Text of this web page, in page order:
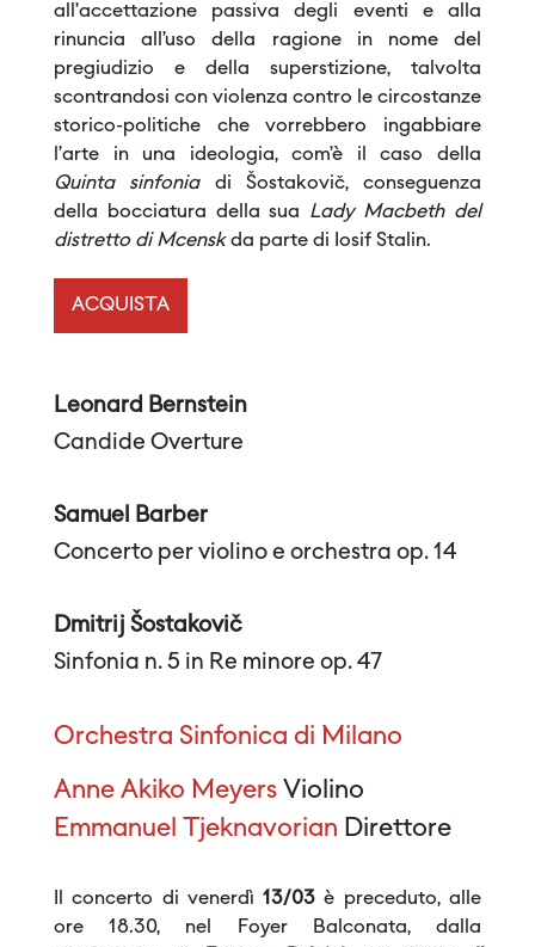
all’accettazione passiva degli eventi e alla
rinuncia all’uso della ragione in nome del
pregiudizio e della superstizione, talvolta
scontrandosi con violenza contro le circostanze
storico-politiche che vorrebbero ingabbiare
l’arte in una ideologia, com’è il caso della
Quinta sinfonia di Šostakovič, conseguenza
della bocciatura della sua Lady Macbeth del
distretto di Mcenskda parte di Iosif Stalin.
ACQUISTA
Leonard Bernstein
Candide Overture
Samuel Barber
Concerto per violino e orchestra op. 14
Dmitrij Šostakovič
Sinfonia n. 5 in Re minore op. 47
Orchestra Sinfonica di Milano
Anne Akiko Meyers Violino
Emmanuel Tjeknavorian Direttore
Il concerto di venerdì13/03 è preceduto, alle
ore 18.30, nel Foyer Balconata, dalla